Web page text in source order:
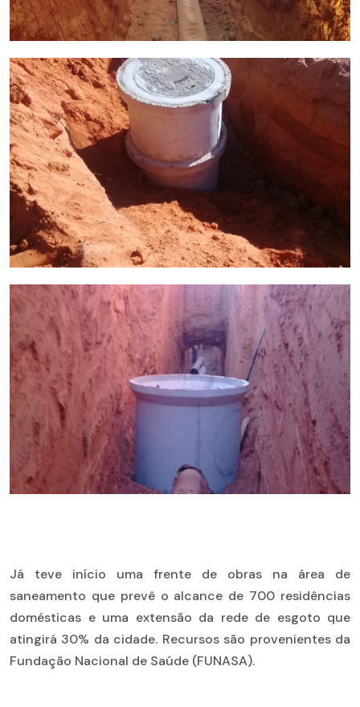
Já teve início uma frente de obras na área de
saneamento que prevê o alcance de 700 residências
domésticas e uma extensão da rede de esgoto que
atingirá 30% da cidade. Recursos são provenientes da
Fundação Nacional de Saúde (FUNASA).